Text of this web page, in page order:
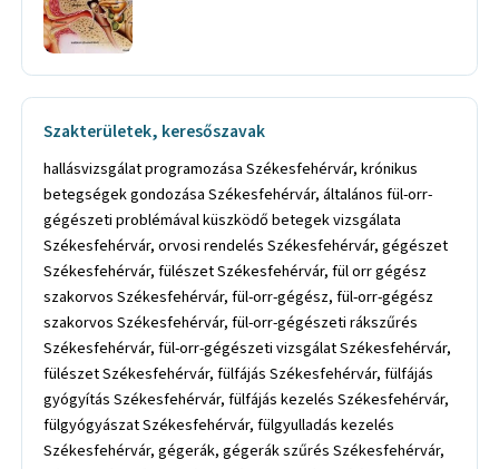
Szakterületek, keresőszavak
hallásvizsgálat programozása Székesfehérvár, krónikus
betegségek gondozása Székesfehérvár, általános fül-orr-
gégészeti problémával küszködő betegek vizsgálata
Székesfehérvár, orvosi rendelés Székesfehérvár, gégészet
Székesfehérvár, fülészet Székesfehérvár, fül orr gégész
szakorvos Székesfehérvár, fül-orr-gégész, fül-orr-gégész
szakorvos Székesfehérvár, fül-orr-gégészeti rákszűrés
Székesfehérvár, fül-orr-gégészeti vizsgálat Székesfehérvár,
fülészet Székesfehérvár, fülfájás Székesfehérvár, fülfájás
gyógyítás Székesfehérvár, fülfájás kezelés Székesfehérvár,
fülgyógyászat Székesfehérvár, fülgyulladás kezelés
Székesfehérvár, gégerák, gégerák szűrés Székesfehérvár,